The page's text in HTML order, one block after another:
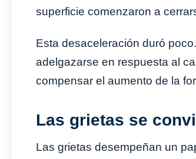
superficie comenzaron a
Esta desaceleración duró
adelgazarse en respuesta al
compensar el aumento de la
Las grietas se
Las grietas desempeñan un